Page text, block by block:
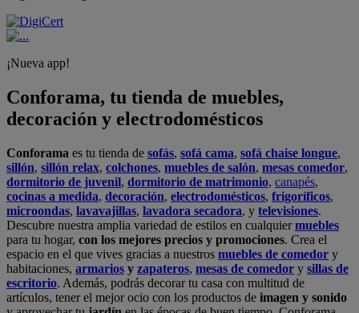
¡Nueva app!
Conforama, tu tienda de muebles,
decoración y electrodomésticos
Conforama es tu tienda de sofás, sofá cama, sofá chaise longue,
sillón, sillón relax, colchones, muebles de salón, mesas comedor,
dormitorio de juvenil, dormitorio de matrimonio, canapés,
cocinas a medida, decoración, electrodomésticos, frigoríficos,
microondas, lavavajillas, lavadora secadora, y televisiones.
Descubre nuestra amplia variedad de estilos en cualquiermuebles
para tu hogar, con los mejores precios y promociones. Crea el
espacio en el que vives gracias a nuestros muebles de comedor y
habitaciones, armarios y zapateros, mesas de comedor y sillas de
escritorio. Además, podrás decorar tu casa con multitud de
artículos, tener el mejor ocio con los productos de imagen y sonido